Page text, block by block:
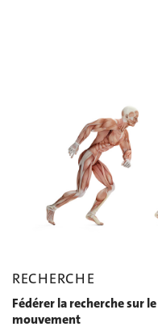
RECHERCHE
Fédérer la recherche sur
mouvement